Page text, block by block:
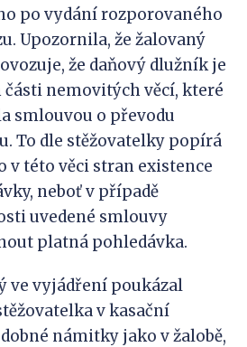
po vydání rozporovaného
Upozornila, že žalovaný
že daňový dlužník je
nemovitých věcí, které
smlouvou o převodu
To dle stěžovatelky popírá
v této věci stran existence
neboť v případě
uvedené smlouvy
platná pohledávka.
vyjádření poukázal
v kasační
námitky jako v žalobě,